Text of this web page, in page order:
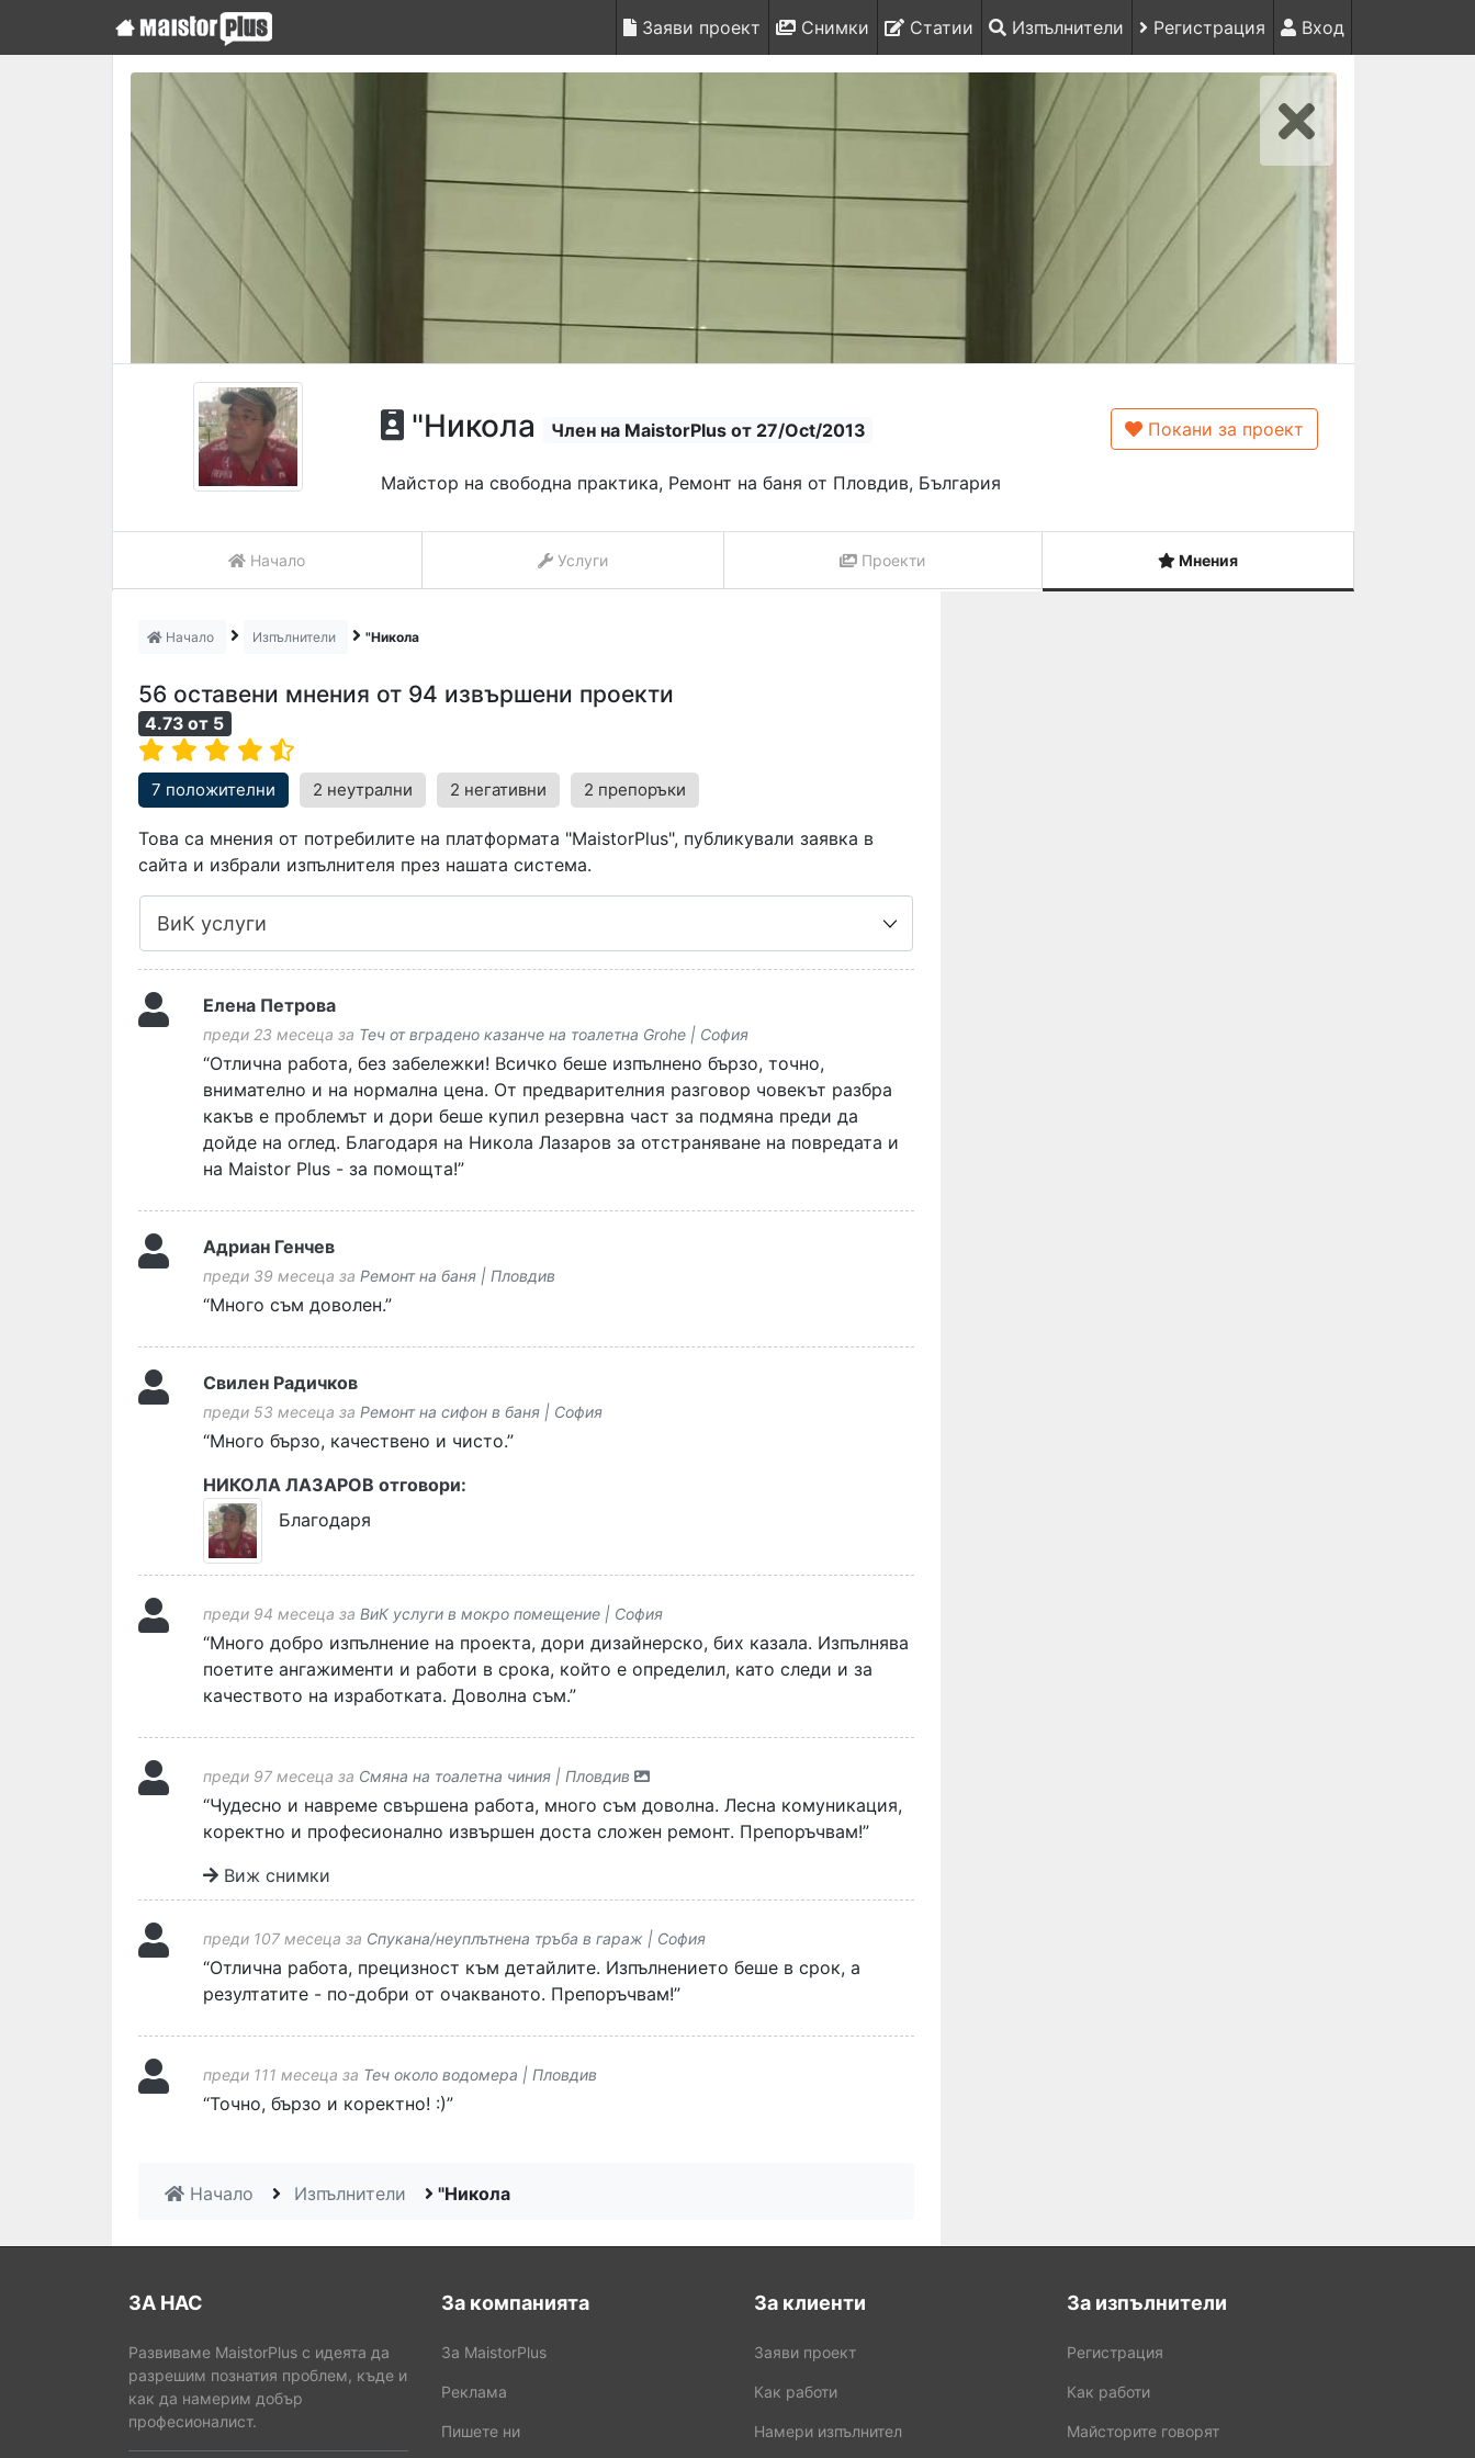
Заяви проект Снимки Статии Изпълнители Регистрация Вход
"Никола Член на MaistorPlus от 27/Oct/2013
Майстор на свободна практика, Ремонт на баня от Пловдив, България
Покани за проект
Начало Услуги Проекти Мнения
Начало Изпълнители "Никола
56 оставени мнения от 94 извършени проекти
4.73 от 5
7 положителни 2 неутрални 2 негативни 2 препоръки
Това са мнения от потребилите на платформата "MaistorPlus", публикували заявка в
сайта и избрали изпълнителя през нашата система.
Елена Петрова
преди 23 месеца за Теч от вградено казанче на тоалетна Grohe | София
“Отлична работа, без забележки! Всичко беше изпълнено бързо, точно,
внимателно и на нормална цена. От предварителния разговор човекът разбра
какъв е проблемът и дори беше купил резервна част за подмяна преди да
дойде на оглед. Благодаря на Никола Лазаров за отстраняване на повредата и
на Maistor Plus - за помощта!”
Адриан Генчев
преди 39 месеца за Ремонт на баня | Пловдив
“Много съм доволен.”
Свилен Радичков
преди 53 месеца за Ремонт на сифон в баня | София
“Много бързо, качествено и чисто.”
НИКОЛА ЛАЗАРОВ отговори:
Благодаря
преди 94 месеца за ВиК услуги в мокро помещение | София
“Много добро изпълнение на проекта, дори дизайнерско, бих казала. Изпълнява
поетите ангажименти и работи в срока, който е определил, като следи и за
качеството на изработката. Доволна съм.”
преди 97 месеца за Смяна на тоалетна чиния | Пловдив
“Чудесно и навреме свършена работа, много съм доволна. Лесна комуникация,
коректно и професионално извършен доста сложен ремонт. Препоръчвам!”
Виж снимки
преди 107 месеца за Спукана/неуплътнена тръба в гараж | София
“Отлична работа, прецизност към детайлите. Изпълнението беше в срок, а
резултатите - по-добри от очакваното. Препоръчвам!”
преди 111 месеца за Теч около водомера | Пловдив
“Toчно, бързо и коректно! :)”
Начало Изпълнители "Никола
ЗА НАС
Развиваме MaistorPlus с идеята да
разрешим познатия проблем, къде и
как да намерим добър
професионалист.
За компанията
За MaistorPlus
Реклама
Пишете ни
За клиенти
Заяви проект
Как работи
Намери изпълнител
За изпълнители
Регистрация
Как работи
Майсторите говорят